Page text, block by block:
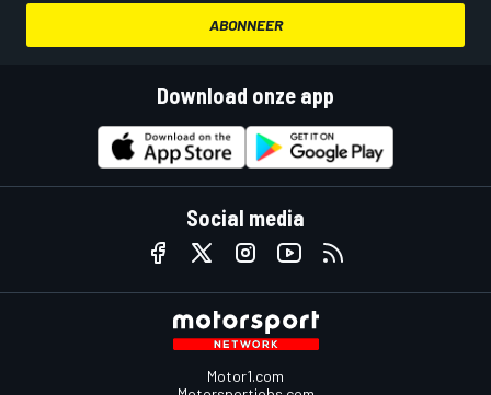
ABONNEER
Download onze app
Social media
Motor1.com